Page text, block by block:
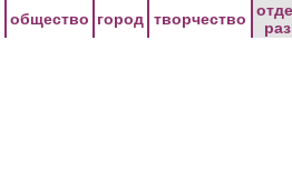
общество город творчество